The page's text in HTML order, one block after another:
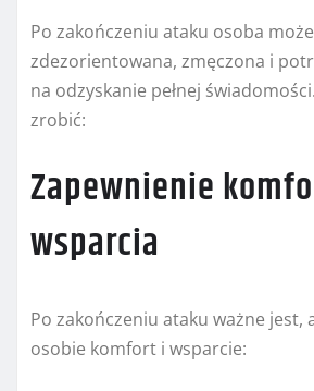
Po zakończeniu ataku osoba
zdezorientowana, zmęczona i
na odzyskanie pełnej
zrobić:
Zapewnienie
wsparcia
Po zakończeniu ataku ważne jest,
osobie komfort i wsparcie: